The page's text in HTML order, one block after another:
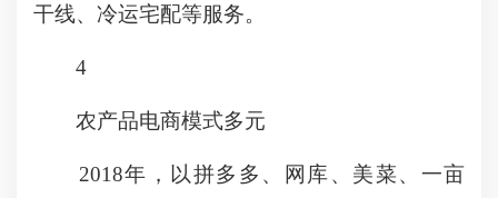
干线、冷运宅配等服务。
4
农产品电商模式多元
2018年，以拼多多、网库、美菜、一亩